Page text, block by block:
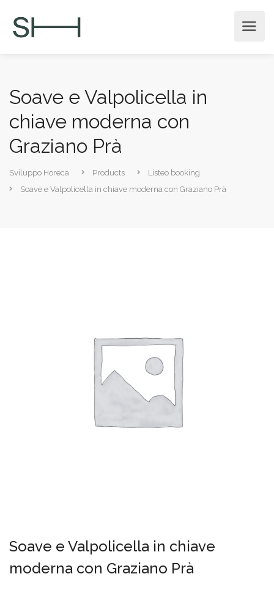
Soave e Valpolicella in
chiave moderna con
Graziano Prà
Sviluppo Horeca Products
Listeo booking
Soave e Valpolicella in chiave moderna con Graziano Prà
Soave e Valpolicella in chiave
moderna con Graziano Prà